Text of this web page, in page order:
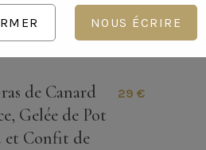
LES ENTRÉES
de Canard
Gelée de Pot
et Confit de
29 €
NOUS ÉCRIRE